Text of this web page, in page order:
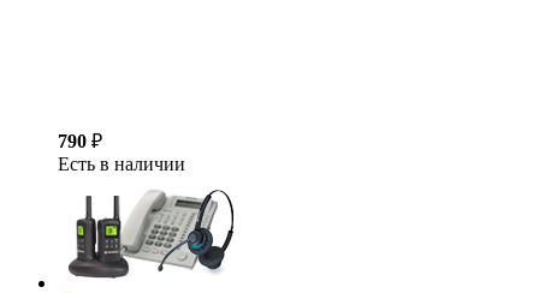
790 ₽
Есть в наличии